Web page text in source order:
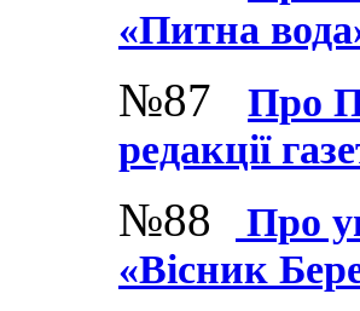
«Питна
№87 Про
редакції
№88
Про
«Вісник